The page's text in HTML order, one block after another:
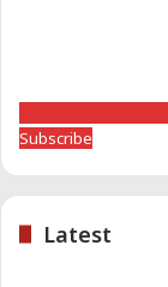
Subscribe
Latest